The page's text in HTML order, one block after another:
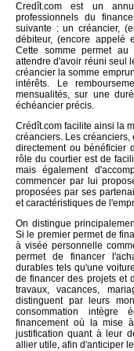
Credît.com est un
professionnels du
suivante : un créancier,
débiteur, (encore appelé
Cette somme permet
attendre d'avoir réuni seul
créancier la somme
intérêts. Le
mensualités, sur une
échéancier précis.
Crédît.com facilite ainsi la
créanciers. Les
directement ou bénéficier
rôle du courtier est de
mais également
commencer par lui
proposées par ses
et caractéristiques de
On distingue
Si le premier permet de
à visée personnelle
permet de financer
durables tels qu'une
de financer des projets et
travaux, vacances,
distinguent par leurs
consommation intègre
financement où la mise
justification quant à leur
allier utile, afin d'anticiper